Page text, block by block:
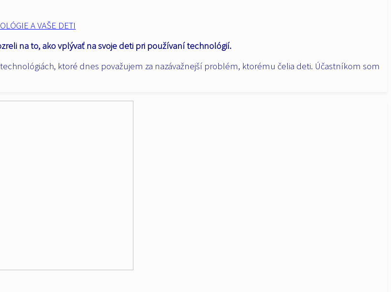
A VAŠE DETI
na to, ako vplývať na svoje deti pri používaní technológií.
ktoré dnes považujem za nazávažnejší problém, ktorému čelia deti. Účastníkom som